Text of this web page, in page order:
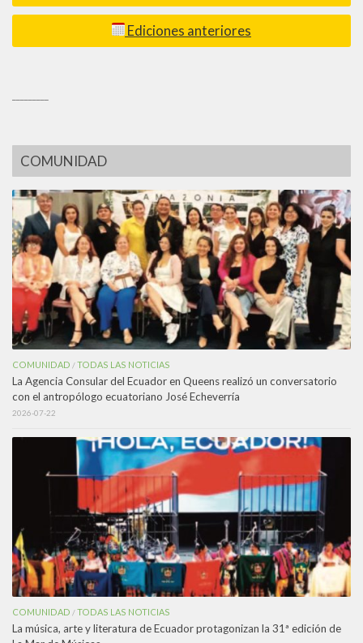
Ediciones anteriores
COMUNIDAD
COMUNIDAD /TODAS LAS NOTICIAS
La Agencia Consular del Ecuador en Queens realizó un conversatorio
con el antropólogo ecuatoriano José Echeverría
2026-07-22
COMUNIDAD /TODAS LAS NOTICIAS
La música, arte y literatura de Ecuador protagonizan la 31ª edición de